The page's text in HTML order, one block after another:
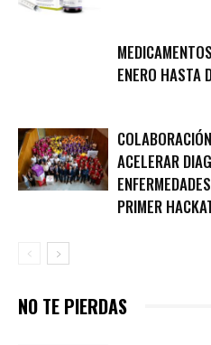
ENERO HASTA
ACELERAR
PRIMER
NO TE PIERDAS